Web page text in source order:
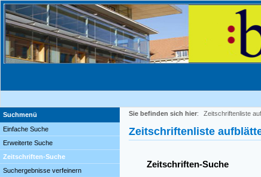
Suchmenü
Einfache Suche
Erweiterte Suche
Zeitschriften-Suche
Suchergebnisse verfeinern
Sie befinden sich hier: Zeitschriftenliste
Zeitschriftenliste
Zeitschriften-Suche